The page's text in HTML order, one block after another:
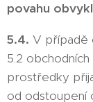
povahu
5.4. V případě
5.2
prostředky
od odstoupení